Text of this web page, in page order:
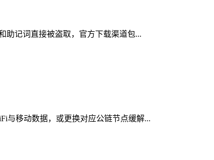
助记词直接被盗取，官方下载渠道包...
与移动数据，或更换对应公链节点缓解...